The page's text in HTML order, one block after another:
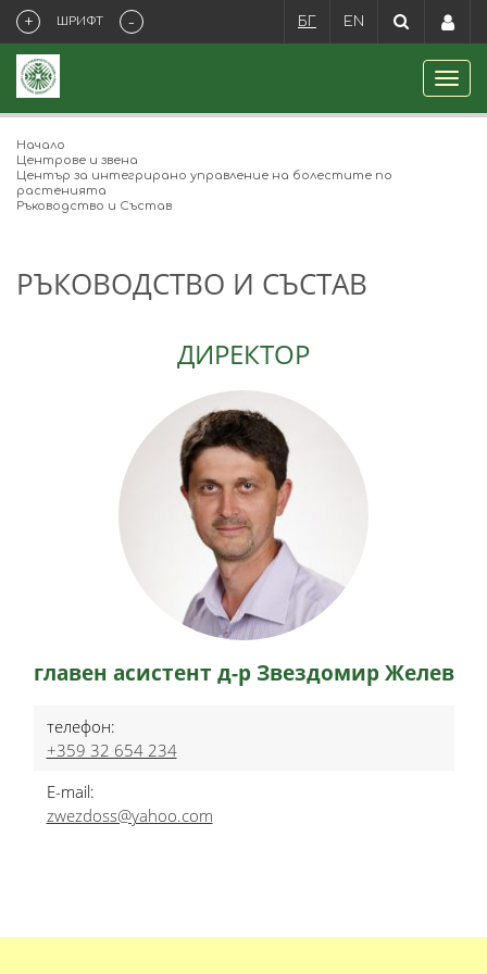
+ ШРИФТ - БГ EN
Начало
Центрове и звена
Център за интегрирано управление на болестите по
растенията
Ръководство и Състав
РЪКОВОДСТВО И СЪСТАВ
ДИРЕКТОР
главен асистент д-р Звездомир Желев
телефон:
+359 32 654 234
E-mail:
zwezdoss@yahoo.com